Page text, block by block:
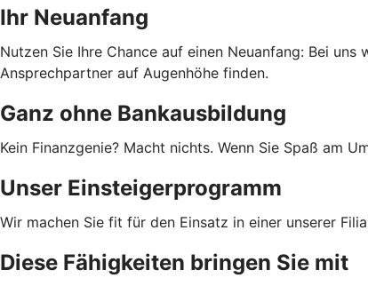
Ihr Neuanfang
Nutzen Sie Ihre Chance auf einen Neuanfang: Bei
Ansprechpartner auf Augenhöhe finden.
Ganz ohne Bankausbildung
Kein Finanzgenie? Macht nichts. Wenn Sie Spaß am
Unser Einsteigerprogramm
Wir machen Sie fit für den Einsatz in einer unserer
Diese Fähigkeiten bringen Sie mit